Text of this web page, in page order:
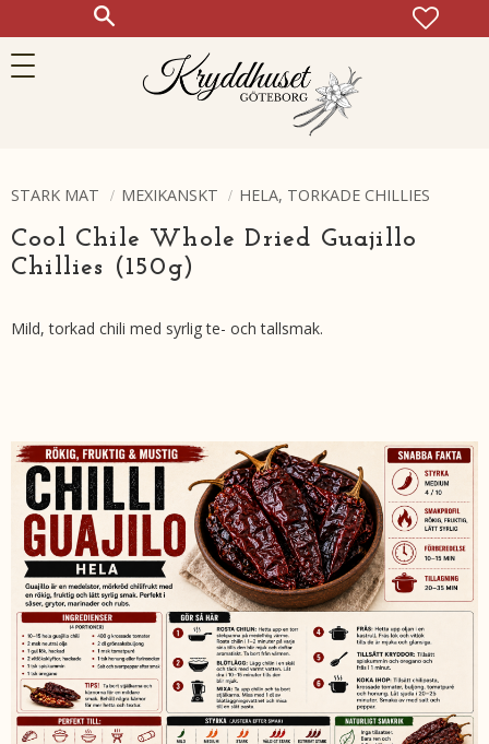
STARK MAT MEXIKANSKT HELA, TORKADE CHILLIES
Cool Chile Whole Dried Guajillo
Chillies (150g)
Mild, torkad chili med syrlig te- och tallsmak.